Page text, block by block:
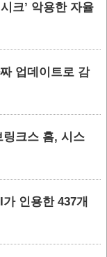
크’ 악용한 자율
업데이트로 감
크스 홈, 시스
인용한 437개